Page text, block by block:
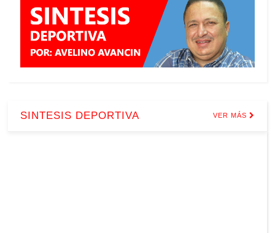
SINTESIS DEPORTIVA VER MÁS